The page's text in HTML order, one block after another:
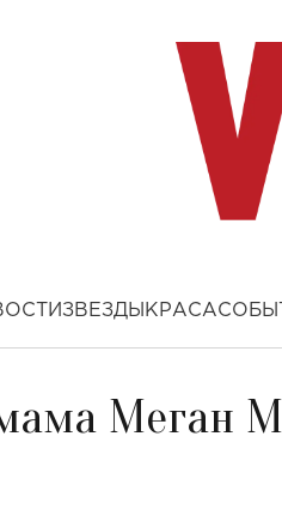
ЗВЕЗДЫ КРАСА
Меган